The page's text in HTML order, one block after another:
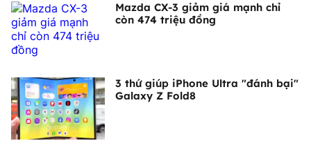
Mazda CX-3 giảm giá mạnh chỉ
còn 474 triệu đồng
3 thứ giúp iPhone Ultra "đánh bại"
Galaxy Z Fold8